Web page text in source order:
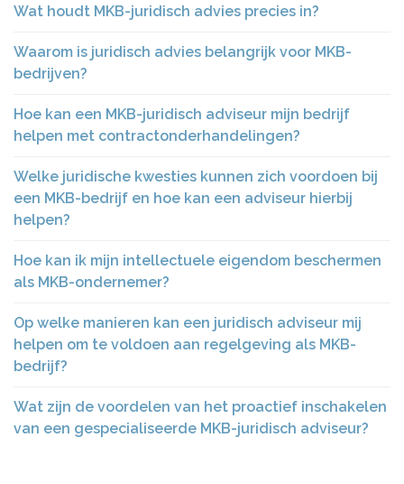
Wat houdt MKB-juridisch advies precies in?
Waarom is juridisch advies belangrijk voor MKB-
bedrijven?
Hoe kan een MKB-juridisch adviseur mijn bedrijf
helpen met contractonderhandelingen?
Welke juridische kwesties kunnen zich voordoen bij
een MKB-bedrijf en hoe kan een adviseur hierbij
helpen?
Hoe kan ik mijn intellectuele eigendom beschermen
als MKB-ondernemer?
Op welke manieren kan een juridisch adviseur mij
helpen om te voldoen aan regelgeving als MKB-
bedrijf?
Wat zijn de voordelen van het proactief inschakelen
van een gespecialiseerde MKB-juridisch adviseur?